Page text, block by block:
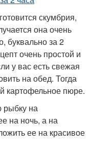
скумбрия,
она очень
буквально за 2
очень простой и
у вас есть свежая
на обед. Тогда
картофельное пюре.
рыбку на
на ночь, а на
ее на красивое